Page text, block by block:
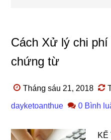
Cách Xử lý chi
chứng từ
Tháng sáu 21, 2018
dayketoanthue 0 Bình
KẾ